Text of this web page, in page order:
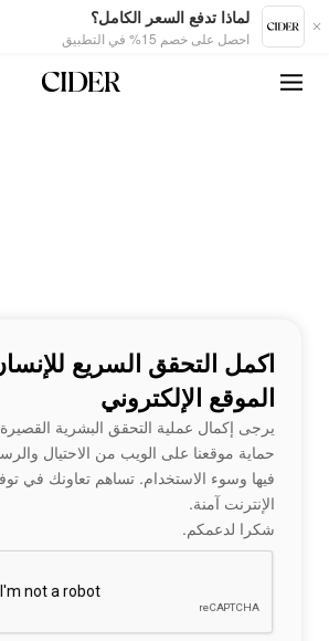
لماذا تدفع السعر الكامل؟
احصل على خصم 15% في التطبيق
اكمل التحقق السريع
الموقع الإلكتروني
يرجى إكمال عملية التحقق البشرية
حماية موقعنا على الويب من الاحتيال
فيها وسوء الاستخدام. تساهم تعاونك في
الإنترنت آمنة.
شكرا لدعمكم.